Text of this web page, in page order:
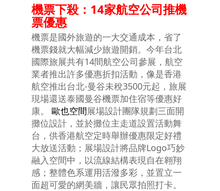
機票下殺：14家航空公司推機
票優惠
機票是國外旅遊的一大交通成本，省了
機票錢就大幅減少旅遊開銷。今年台北
國際旅展共有14間航空公司參展，航空
業者推出許多優惠折扣活動，像是香港
航空推出台北-曼谷未稅3500元起，旅展
現場還送泰國曼谷機票加住宿等優惠好
康。
歐也空間展場設計團隊規劃三面開
攤位設計，並於攤位主走道設置活動舞
台，供香港航空定時舉辦優惠限定好禮
大放送活動；展場設計將品牌Logo巧妙
融入空間中，以流線結構表現自在翱翔
感；整體色系運用活潑多彩，並置立一
面超可愛的網美牆，讓民眾拍照打卡。